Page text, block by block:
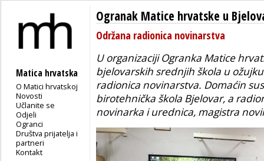
Matica hrvatska
O Matici hrvatskoj
Novosti
Učlanite se
Odjeli
Ogranci
Društva prijatelja i
partneri
Kontakt
Ogranak Matice hrvatske u
Održana radionica novinarstva
U organizaciji Ogranka Matice
bjelovarskih srednjih škola u
radionica novinarstva. Domaćin
birotehnička škola Bjelovar, a
novinarka i urednica, magistra